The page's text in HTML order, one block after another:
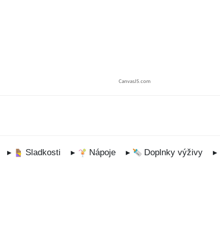
CanvasJS.com
▸ Sladkosti ▸ Nápoje ▸ Doplnky výživy
▸